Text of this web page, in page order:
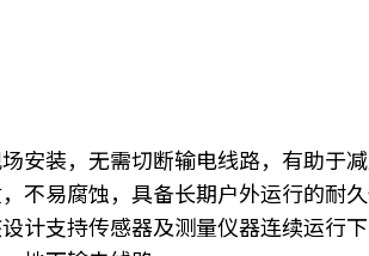
安装，无需切断输电线路，有助于减
不易腐蚀，具备长期户外运行的耐久
计支持传感器及测量仪器连续运行